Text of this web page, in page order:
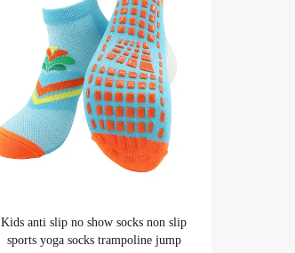
Kids anti slip no show socks non slip
sports yoga socks trampoline jump